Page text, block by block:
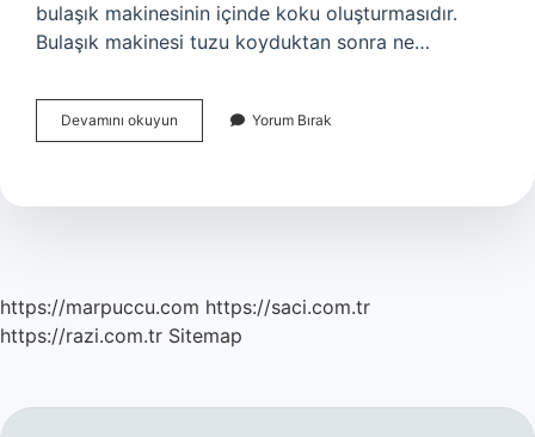
bulaşık makinesinin içinde koku oluşturmasıdır.
Bulaşık makinesi tuzu koyduktan sonra ne…
Devamını okuyun
Makinesinin
Nasil
Yorum Bırak
https://marpuccu.com https://saci.com.tr
https://razi.com.tr Sitemap